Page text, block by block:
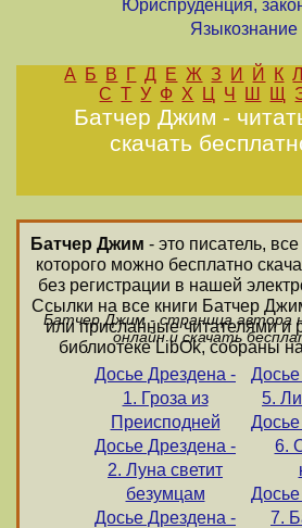
Юриспруденция,
Языкознание
А Б В Г Д Е Ж З И Й К Л
С Т У Ф Х Ц Ч Ш Щ
Батчер Джим -
скачать
Батчер Джим - это писатель,
которого можно бесплатно
без регистрации в нашей
Ссылки на все книги Батчер
или присланные читателями и
библиотеке LibOk, собраны
Батчер Джим - страница автора
онлайн и скачать
Досье Дрездена -
1. Гроза из
Преисподней
Досье Дрездена -
2. Луна светит
безумцам
Досье Дрездена -
5.
6.
7.